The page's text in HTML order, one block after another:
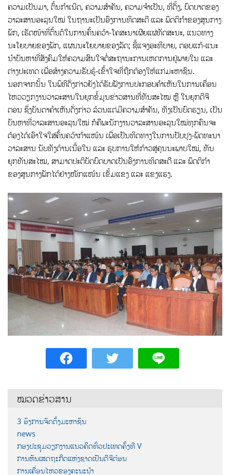
ຄວາມ​ເປັນ​ມາ, ຕົ້ນ​ກຳ​ເນີດ, ຄວາມ​ສຳ​ຄັ​ນ, ຄວາມຈຳເປັນ, ທີ່​ຕັ້ງ​, ບົດ​ບາດຂອງ
ວາ​ລະ​ສານອະ​ລຸນ​ໃໝ່ ໃນ​ຖາ​ນະ​ເປັນອົງ​ການ​ທິດ​ສະ​ດີ ແລະ ພຶດ​ຕິ​ກຳ​ຂອງ​ສູນ​ກາງ​
ພັກ, ເຮັດ​ໜ້າ​ທີ່ຕົ້ນ​ຕໍ​ໃນ​ການ​ຄົ້ນ​ຄວ້າ-​ໂຄ​ສະ​ນາ​ເຜີຍ​ແຜ່​ທັດ​ສະ​ນະ, ແນວ​ທາງ
ນະໂຍບາຍຂອງພັກ, ແຜນ​ນະ​ໂຍ​ບາຍ​ຂອງ​​ລັດ; ​ຊີ້​ແຈງ​ອະ​ທິ​ບາຍ, ຕອບ​ແກ້-ແນະ​
ນຳ​ບັນ​ຫາ​ທີ່​ສັງ​ຄົມ​ໃຫ້​ຄວາມ​ສົນໃຈ​ຕໍ່​ສະ​ຖານ​ະ​ການເຫດ​ການ​ຢູ່​ພາຍ​ໃນ ແລະ
ຕ່າງ​ປະ​ເທດ ເພື່ອ​ສ້າງ​ຄວາມ​ຮັບ​ຮູ້-ເຂົ້າ​ໃຈ​ທີ່​ຖືກ​ຕ້ອງໃຫ້​ແກ່​ມະ​ຫາ​ຊົນ.
ນອກຈາກນັ້ນ ໃນພິທີດັ່ງກ່າວຍັງ​ໄດ້​ຮັບ​ຟັງ​ການ​ປ​ະ​ກອບ​ຄຳ​ເຫັນ​ໃນ​ການ​ເຄື່ອນ​
ໄຫວ​ວຽກ​ງານ​ວາ​ລະ​ສານໃນ​ຍຸກ​ຂໍ້​ມູນ​ຂ່າວ​ສານ​​ທີ່​ທັນ​ສະ​ໄໝ ຫຼື ໃນ​ຍຸກ​ດີຈີ​
ຕອນ ຊຶ່ງບັນ​ດາ​ຄຳ​ເຫັນດັ່ງກ່າວ ລ້ວນ​ແຕ່​ມີຄວາມສໍາຄັນ, ທັງ​ເປັນ​ບົດ​ຮຽນ, ເປັນ​
ບັນ​ຫາ​ທີ່​ວາ​ລະ​ສານ​ອະ​ລຸນ​ໃໝ່ ກໍ​ຄື​ພະ​ນັກ​ງານວາລະສານອະລຸນໃໝ່ທຸກ​ຄົນຈະ
ຕ້ອງ​ໄດ້​ເອົາ​ໃຈໃສ່​​ຄົ້ນ​ຄວ້າກຳ​ແໜ້ນ ເພື່ອ​ເປັນ​ທິດ​ທາງ​ໃນ​ການ​ປັບ​ປຸງ​-ພັດ​ທະ​ນາ​​
ວາ​ລະ​ສານ ນັບ​ທັງ​ດ້ານ​ເນື້ອ​ໃນ ແລະ ຮູບ​ການ​ໃຫ້​ກ້າວ​ສູ່​ຄຸນ​ນະ​ພາບ​ໃໝ່, ທັນ​
ຍຸກ​ທັນ​ສະ​ໄໝ, ສາ​ມາດ​ປະ​ຕິ​ບັດ​ບົດ​ບາດ​ເປັນ​ອົງ​ການ​ທິດ​ສະ​ດີ ແລະ ພຶດ​ຕິ​ກຳ​
ຂອງສູນກາງ​ພັກ​ໄດ້​ຢ່າງ​ໜັກ​ແໜ້ນ ເຂັ້ມ​ແຂງ ແລະ ແຂງ​ແຮງ.
ໝວດຂ່າວສານ
3 ອົງການຈັດຕັ້ງມະຫາຊົນ
news
ກອງປະຊຸມວຽກງານແນວຄິດທົ່ວປະເທດຄັ້ງທີ V
ການຫັນເສດຖະກິດແຫ່ງຊາດເປັນດີຈີຕ໋ອນ
ການເຄື່ອນໄຫວຂອງຄະນະນຳ